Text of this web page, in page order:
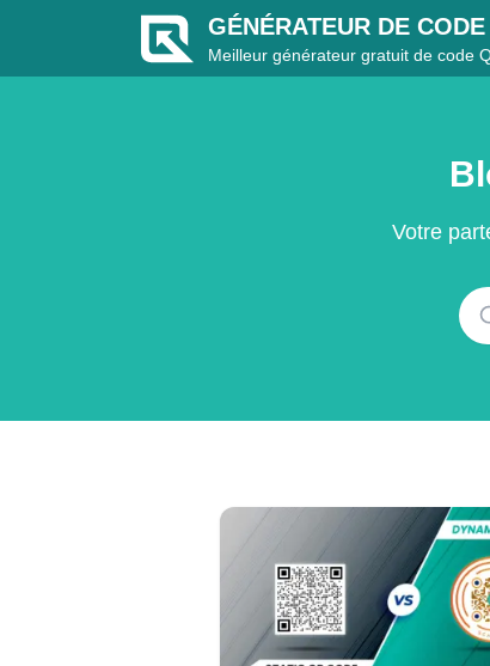
GÉNÉRATEUR DE
Meilleur générateur gratuit de code
Votre